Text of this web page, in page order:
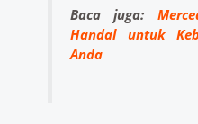
Baca juga:
Handal untuk
Anda